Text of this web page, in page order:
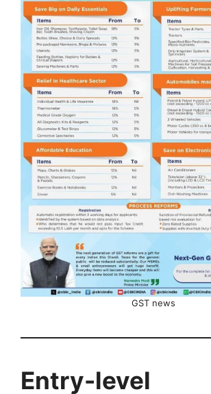
GST news
Entry-level